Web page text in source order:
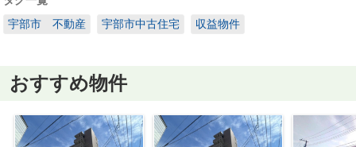
宇部市 不動産
宇部市中古住宅 収益物件
おすすめ物件